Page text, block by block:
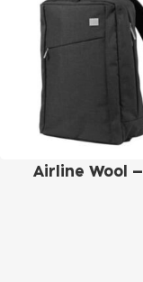
תיק גב Airline Wool –